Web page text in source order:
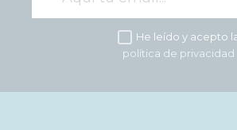
He leído y acepto
política de privacidad